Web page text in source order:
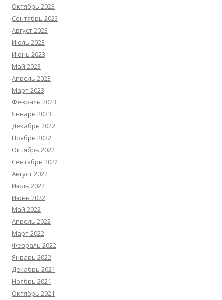
Октябрь 2023
Сентябрь 2023
Август 2023
Июль 2023
Июнь 2023
Май 2023
Апрель 2023
Март 2023
Февраль 2023
Январь 2023
Декабрь 2022
Ноябрь 2022
Октябрь 2022
Сентябрь 2022
Август 2022
Июль 2022
Июнь 2022
Май 2022
Апрель 2022
Март 2022
Февраль 2022
Январь 2022
Декабрь 2021
Ноябрь 2021
Октябрь 2021